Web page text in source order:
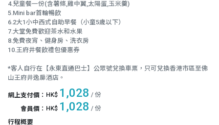
4.兒童餐一份(含薯條,雞中翼,太陽蛋,玉米羹)
5.Mini bar首輪暢飲
6.2大1小中西式自助早餐（小童5歲以下）
7.大堂免費歡迎茶水和水果
8.免費夜宵、健身房、洗衣房
10.王府井餐飲禮包優惠券
*客人自行在【永東直通巴士】公眾號兌換車票，只可兌換香港市區至佛
山王府井逸扉酒店。
網上支付價 ： HK$ 1,028 / 份
會員價 ： HK$ 1,028 / 份
行程概要